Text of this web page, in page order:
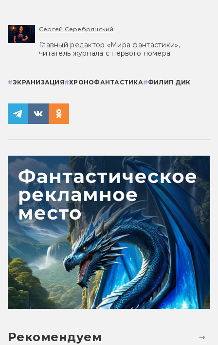
Сергей Серебрянский
Главный редактор «Мира фантастики»,
читатель журнала с первого номера.
#ЭКРАНИЗАЦИЯ#ХРОНОФАНТАСТИКА#ФИЛИП ДИК
Рекомендуем